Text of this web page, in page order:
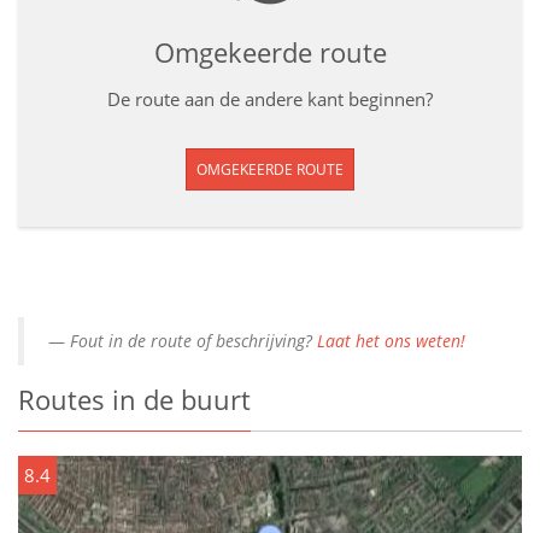
Omgekeerde route
De route aan de andere kant beginnen?
OMGEKEERDE ROUTE
Fout in de route of beschrijving?Laat het ons weten!
Routes in de buurt
8.4